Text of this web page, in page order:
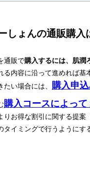
しょんの通販購入
通販で購入するには、肌潤
る内容に沿って進めれば
い場合には、 購入申
購入コースによって
りお得な割引に関する提
イミングで行うようにす